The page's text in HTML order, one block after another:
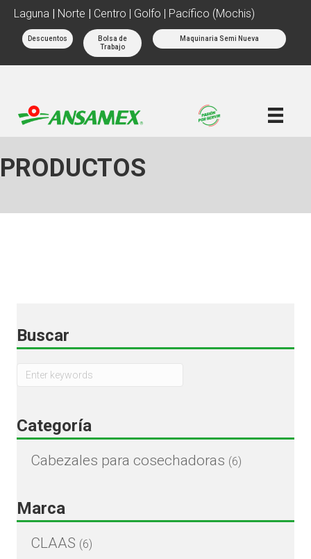
Laguna | Norte | Centro | Golfo | Pacífico (Mochis)
Descuentos
Bolsa de
Trabajo
Maquinaria Semi Nueva
PRODUCTOS
Buscar
Categoría
Cabezales para cosechadoras (6)
Marca
CLAAS (6)